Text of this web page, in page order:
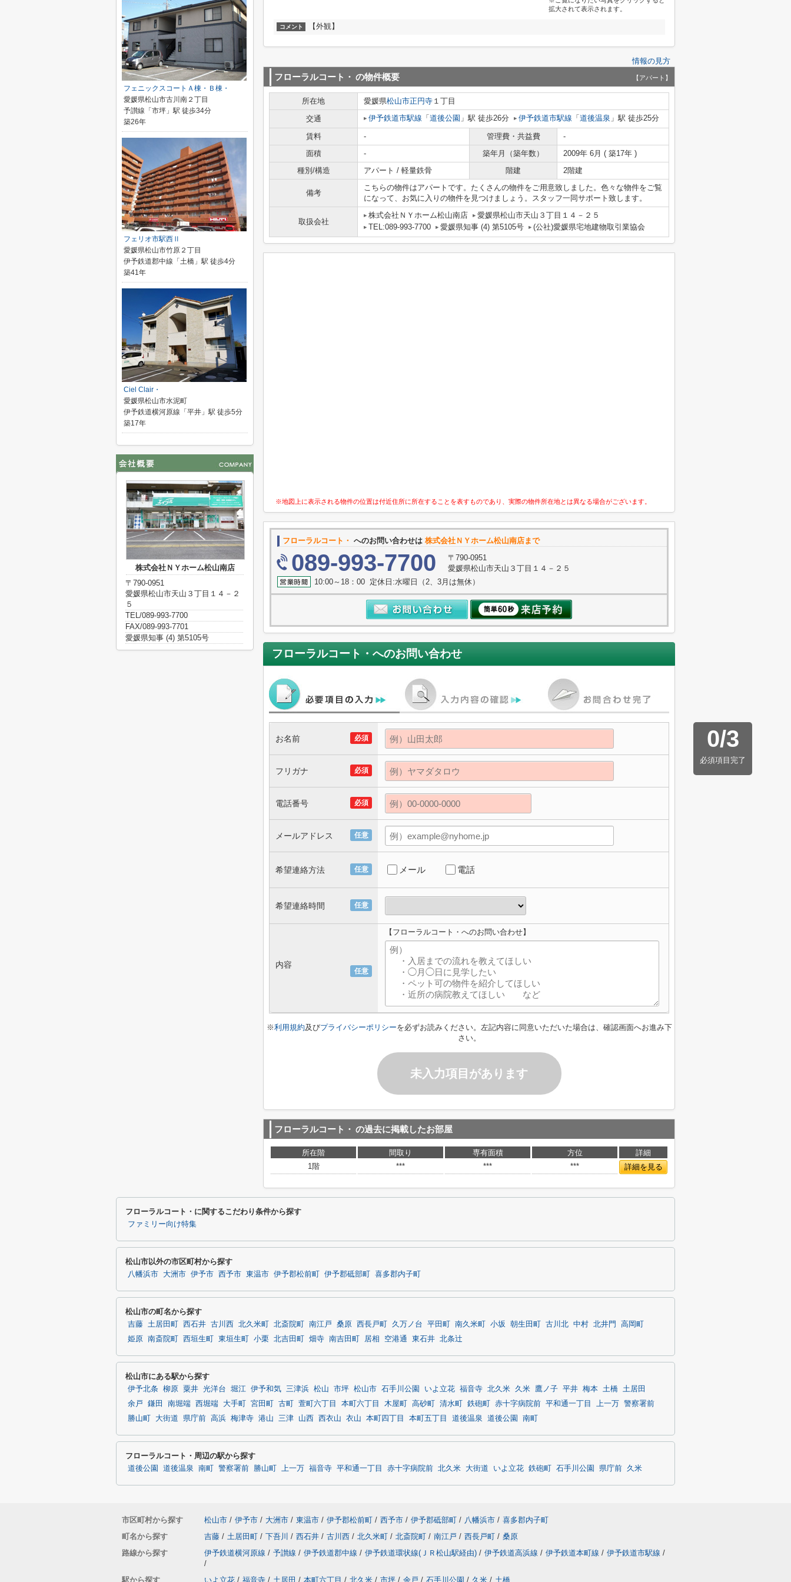
拡大されて表示されます。
コメント 【外観】
情報の見方
フローラルコート・ の物件概要 【アパート】
所在地 愛媛県松山市正円寺 １丁目
交通
伊予鉄道市駅線 「 道後公園 」駅 徒歩26分 伊予鉄道市駅線 「 道後温泉 」駅 徒歩25分
賃料 - 管理費・共益費
-
面積
- 築年月（築年数）
2009年 6月 ( 築17年 )
種別/構造
アパート / 軽量鉄骨 階建 2階建
備考
こちらの物件はアパートです。たくさんの物件をご用意致しました。色々な物件をご覧
になって、お気に入りの物件を見つけましょう。スタッフ一同サポート致します。
取扱会社
株式会社ＮＹホーム松山南店
愛媛県松山市天山３丁目１４－２５
TEL:089-993-7700
愛媛県知事 (4) 第5105号 (公社)愛媛県宅地建物取引業協会
※地図上に表示される物件の位置は付近住所に所在することを表すものであり、実際の物件所在地とは異なる場合がございます。
フローラルコート・ へのお問い合わせは 株式会社ＮＹホーム松山南店まで
089-993-7700
〒790-0951
愛媛県松山市天山３丁目１４－２５
10:00～18：00 定休日:水曜日（2、3月は無休）
フローラルコート・ へのお問い合わせ
0/3
必須項目完了
必須
お名前
必須
フリガナ
必須
電話番号
任意
メールアドレス
任意
希望連絡方法 メール 電話
任意
希望連絡時間
任意
内容
【フローラルコート・へのお問い合わせ】
※利用規約及びプライバシーポリシーを必ずお読みください。左記内容に同意いただいた場合は、確認画面へお進み下
さい。
未入力項目があります
フローラルコート・ の過去に掲載したお部屋
所在階 間取り 専有面積 方位
詳細
1階
*** *** *** 詳細を見る
フェニックスコートＡ棟・Ｂ棟・
愛媛県松山市古川南２丁目
予讃線「市坪」駅 徒歩34分
築26年
フェリオ市駅西Ⅱ
愛媛県松山市竹原２丁目
伊予鉄道郡中線「土橋」駅 徒歩4分
築41年
Ciel Clair・
愛媛県松山市水泥町
伊予鉄道横河原線「平井」駅 徒歩5分
築17年
株式会社ＮＹホーム松山南店
〒790-0951
愛媛県松山市天山３丁目１４－２
５
TEL/089-993-7700
FAX/089-993-7701
愛媛県知事 (4) 第5105号
フローラルコート・に関するこだわり条件から探す
ファミリー向け特集
松山市以外の市区町村から探す
八幡浜市 大洲市 伊予市 西予市 東温市 伊予郡松前町 伊予郡砥部町 喜多郡内子町
松山市の町名から探す
吉藤 土居田町 西石井 古川西 北久米町 北斎院町 南江戸 桑原 西長戸町 久万ノ台 平田町 南久米町 小坂 朝生田町 古川北 中村 北井門
高岡町
姫原
南斎院町 西垣生町 東垣生町 小栗 北吉田町 畑寺 南吉田町 居相 空港通 東石井 北条辻
松山市にある駅から探す
伊予北条 柳原 粟井 光洋台 堀江 伊予和気 三津浜 松山 市坪 松山市 石手川公園 いよ立花 福音寺 北久米 久米 鷹ノ子 平井 梅本 土橋 土居田
余戸
鎌田 南堀端 西堀端 大手町 宮田町 古町 萱町六丁目 本町六丁目 木屋町 高砂町 清水町 鉄砲町 赤十字病院前 平和通一丁目 上一万
警察署前
勝山町
大街道 県庁前 高浜 梅津寺 港山 三津 山西 西衣山 衣山 本町四丁目 本町五丁目 道後温泉 道後公園 南町
フローラルコート・周辺の駅から探す
道後公園 道後温泉 南町 警察署前 勝山町 上一万 福音寺 平和通一丁目 赤十字病院前 北久米 大街道 いよ立花 鉄砲町 石手川公園 県庁前 久米
市区町村から探す 松山市 / 伊予市 / 大洲市 / 東温市 / 伊予郡松前町 / 西予市 / 伊予郡砥部町 / 八幡浜市 / 喜多郡内子町
町名から探す
吉藤 / 土居田町 / 下吾川 / 西石井 / 古川西 / 北久米町 / 北斎院町 / 南江戸 / 西長戸町 / 桑原
路線から探す
伊予鉄道横河原線 / 予讃線 / 伊予鉄道郡中線 / 伊予鉄道環状線(ＪＲ松山駅経由) / 伊予鉄道高浜線 / 伊予鉄道本町線 / 伊予鉄道市駅線 /
/
駅から探す
いよ立花 / 福音寺 / 土居田 / 本町六丁目 / 北久米 / 市坪 / 余戸 / 石手川公園 / 久米 / 土橋